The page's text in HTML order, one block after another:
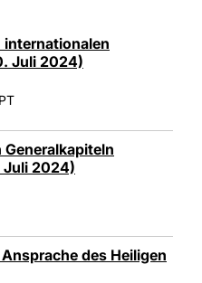
internationalen
Juli 2024)
PT
Generalkapiteln
Juli 2024)
des Heiligen